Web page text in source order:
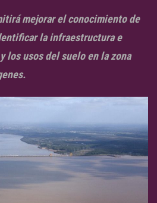
mejorar el conocimiento de
la infraestructura e
los usos del suelo en la zona